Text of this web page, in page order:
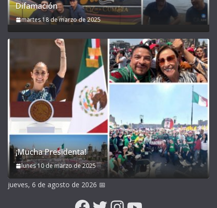
Difamación
martes 18 de marzo de 2025
¡Mucha Presidenta!
lunes 10 de marzo de 2025
jueves, 6 de agosto de 2026 📅